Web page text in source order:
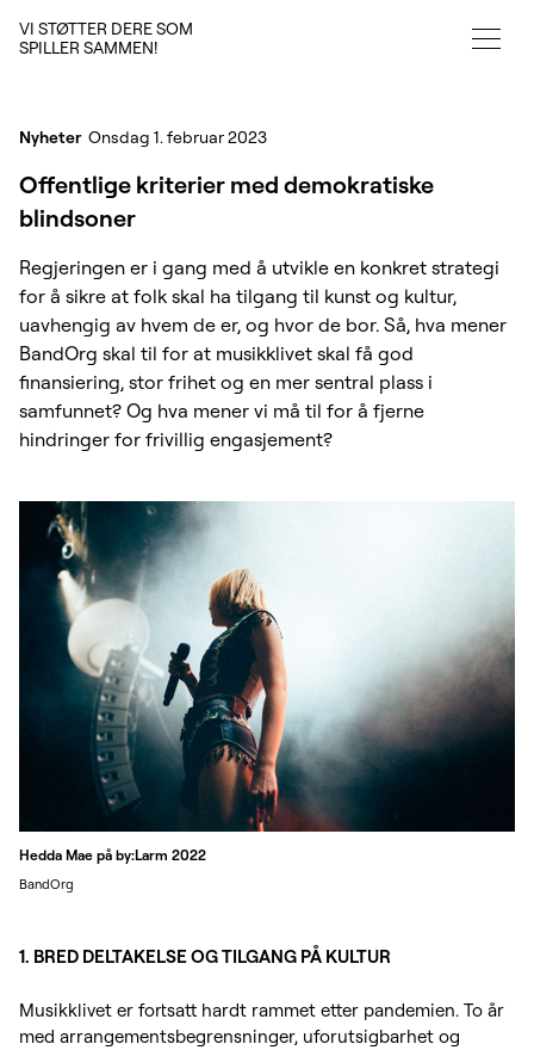
VI STØTTER DERE SOM
SPILLER SAMMEN!
Nyheter Onsdag 1. februar 2023
Offentlige kriterier med demokratiske
blindsoner
Regjeringen er i gang med å utvikle en konkret strategi
for å sikre at folk skal ha tilgang til kunst og kultur,
uavhengig av hvem de er, og hvor de bor. Så, hva mener
BandOrg skal til for at musikklivet skal få god
finansiering, stor frihet og en mer sentral plass i
samfunnet? Og hva mener vi må til for å fjerne
hindringer for frivillig engasjement?
Hedda Mae på by:Larm 2022
BandOrg
1. BRED DELTAKELSE OG TILGANG PÅ KULTUR
Musikklivet er fortsatt hardt rammet etter pandemien. To år
med arrangementsbegrensninger, uforutsigbarhet og